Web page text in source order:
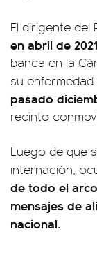
El dirigente del
en abril de 2021
banca en la
su enfermedad
pasado
recinto
Luego de que
internación,
de todo el
mensajes de
nacional.